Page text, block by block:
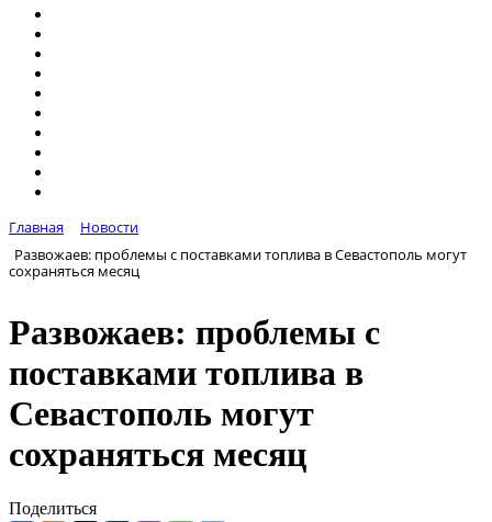
Главная
Новости
Развожаев: проблемы с поставками топлива в Севастополь могут
сохраняться месяц
Развожаев: проблемы с
поставками топлива в
Севастополь могут
сохраняться месяц
Поделиться